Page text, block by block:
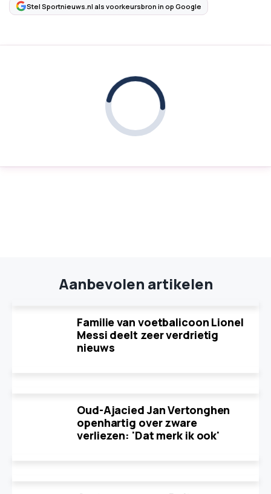
Stel Sportnieuws.nl als voorkeursbron in op Google
Aanbevolen artikelen
Familie van voetbalicoon Lionel
Messi deelt zeer verdrietig
nieuws
Oud-Ajacied Jan Vertonghen
openhartig over zware
verliezen: 'Dat merk ik ook'